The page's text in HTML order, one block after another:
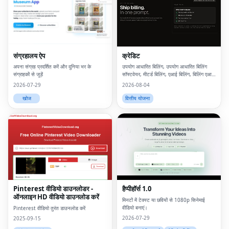
संग्रहालय ऐप
अपना संग्रह प्रदर्शित करें और दुनिया भर के
संग्राहकों से जुड़ें
2026-07-29
खोज
क्रेडिट
उपयोग आधारित बिलिंग, उपयोग आधारित बिलिंग
सॉफ्टवेयर, मीटर्ड बिलिंग, एआई बिलिंग, बिलिंग एआई,
एआई मुद्रीकरण, उपभोग आधारित मूल्य निर्धारण,
यू
2026-08-04
वित्तीय योजना
Pinterest वीडियो डाउनलोडर -
ऑनलाइन HD वीडियो डाउनलोड करें
Pinterest वीडियो तुरंत डाउनलोड करें
2025-09-15
हैप्पीहॉर्स 1.0
मिनटों में टेक्स्ट या छवियों से 1080p सिनेमाई
वीडियो बनाएं।
2026-07-29